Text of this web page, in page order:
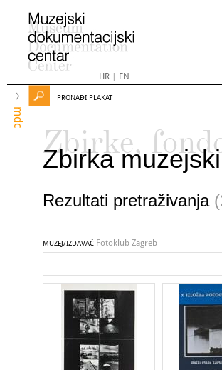
HR| EN
mdc
PRONAĐI PLAKAT
Zbirke,
Zbirka
Rezultati pretraživanja
MUZEJ/IZDAVAČ Fotoklub Zagreb